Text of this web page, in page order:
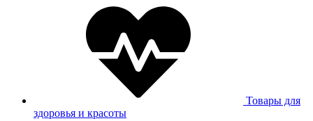
Товары для
здоровья и красоты